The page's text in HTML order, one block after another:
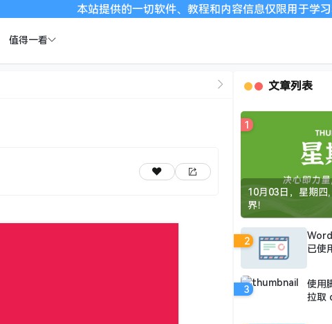
本站提供的一切软件、教程和内容信息仅限用于学习和研究目
值得一看
文章列表
1
10月03日，星期四
界！
2
已使
3
使用
拉取